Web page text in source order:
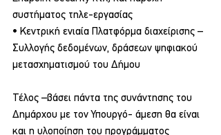
συστήματος τηλε-εργασίας
• Κεντρική ενιαία Πλατφόρμα διαχείρισης –
Συλλογής δεδομένων, δράσεων ψηφιακού
μετασχηματισμού του Δήμου
Τέλος –βάσει πάντα της συνάντησης του
Δημάρχου με τον Υπουργό- άμεση θα είναι
και η υλοποίηση του προγράμματος